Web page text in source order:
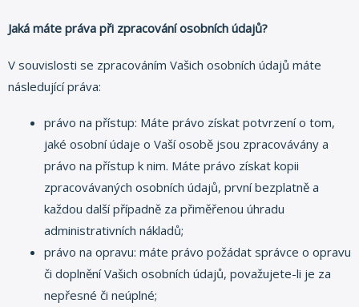
Jaká máte práva při zpracování osobních údajů?
V souvislosti se zpracováním Vašich osobních údajů máte
následující práva:
právo na přístup: Máte právo získat potvrzení o tom,
jaké osobní údaje o Vaší osobě jsou zpracovávány a
právo na přístup k nim. Máte právo získat kopii
zpracovávaných osobních údajů, první bezplatně a
každou další případně za přiměřenou úhradu
administrativních nákladů;
právo na opravu: máte právo požádat správce o opravu
či doplnění Vašich osobních údajů, považujete-li je za
nepřesné či neúplné;